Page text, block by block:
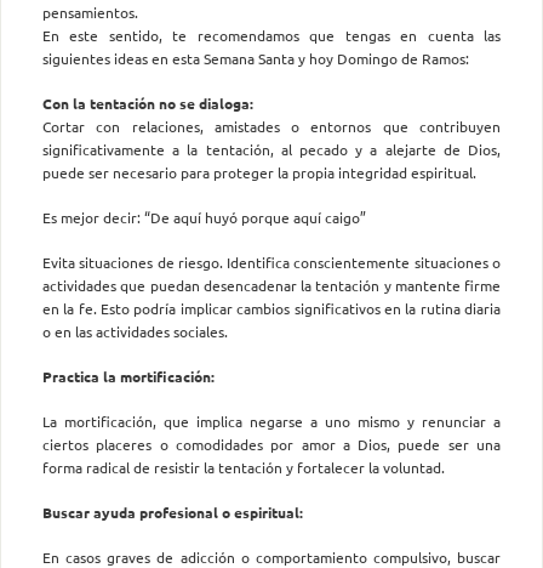
pensamientos.
En este sentido, te recomendamos que tengas en cuenta las
siguientes ideas en esta Semana Santa y hoy Domingo de Ramos:
Con la tentación no se dialoga:
Cortar con relaciones, amistades o entornos que contribuyen
significativamente a la tentación, al pecado y a alejarte de Dios,
puede ser necesario para proteger la propia integridad espiritual.
Es mejor decir: “De aquí huyó porque aquí caigo”
Evita situaciones de riesgo. Identifica conscientemente situaciones o
actividades que puedan desencadenar la tentación y mantente firme
en la fe. Esto podría implicar cambios significativos en la rutina diaria
o en las actividades sociales.
Practica la mortificación:
La mortificación, que implica negarse a uno mismo y renunciar a
ciertos placeres o comodidades por amor a Dios, puede ser una
forma radical de resistir la tentación y fortalecer la voluntad.
Buscar ayuda profesional o espiritual:
En casos graves de adicción o comportamiento compulsivo, buscar